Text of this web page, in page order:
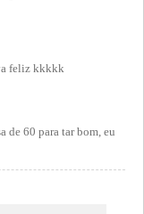
feliz kkkkk
de 60 para tar bom, eu